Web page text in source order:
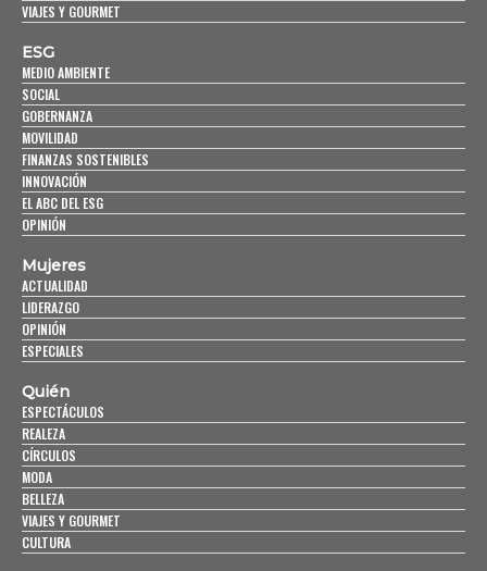
VIAJES Y GOURMET
ESG
MEDIO AMBIENTE
SOCIAL
GOBERNANZA
MOVILIDAD
FINANZAS SOSTENIBLES
INNOVACIÓN
EL ABC DEL ESG
OPINIÓN
Mujeres
ACTUALIDAD
LIDERAZGO
OPINIÓN
ESPECIALES
Quién
ESPECTÁCULOS
REALEZA
CÍRCULOS
MODA
BELLEZA
VIAJES Y GOURMET
CULTURA